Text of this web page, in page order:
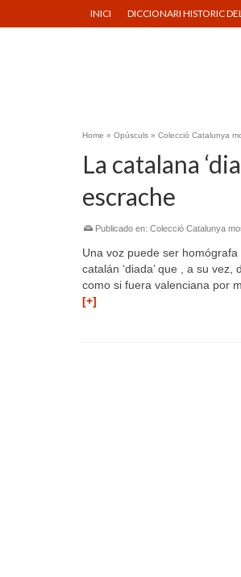
INICI DICCIONARI HISTORIC
Home » Opúsculs » Colecció Catalunya
La catalana
escrache
Publicado en: Colecció Catalunya
Una voz puede ser
catalán ‘diada’ que , a su
como si fuera valenciana por
[+]